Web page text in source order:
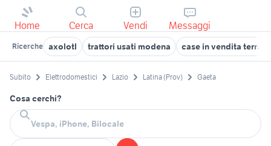
Home Cerca Vendi Messaggi
Ricerche axolotl trattori usati modena case in vendita
Subito Elettrodomestici Lazio Latina (Prov) Gaeta
Cosa cerchi?